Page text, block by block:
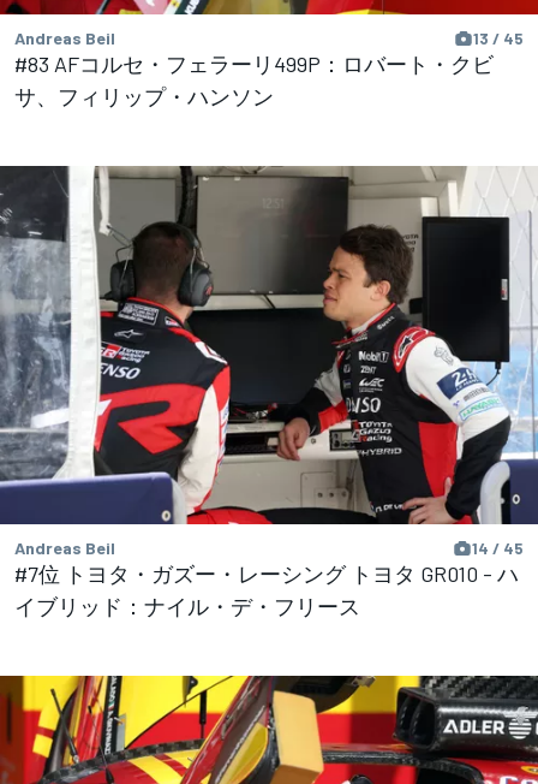
Andreas Beil 13 / 45
#83 AFコルセ・フェラーリ499P：ロバート・クビ
サ、フィリップ・ハンソン
Andreas Beil 14 / 45
#7位 トヨタ・ガズー・レーシング トヨタ GR010 - ハ
イブリッド：ナイル・デ・フリース